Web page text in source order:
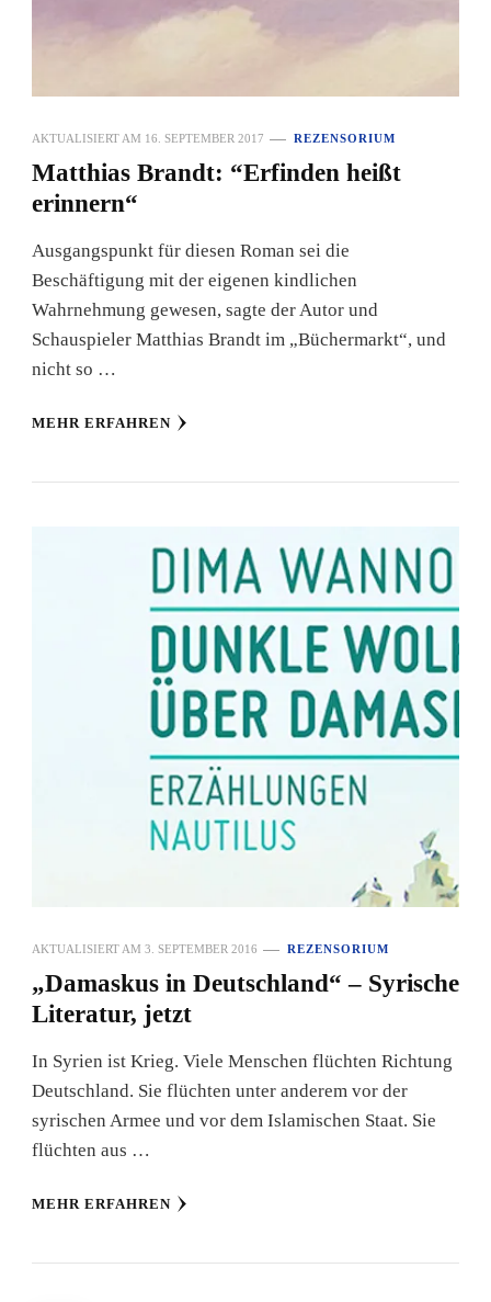
AKTUALISIERT AM 16. SEPTEMBER 2017 REZENSORIUM
Matthias Brandt: “Erfinden heißt
erinnern“
Ausgangspunkt für diesen Roman sei die
Beschäftigung mit der eigenen kindlichen
Wahrnehmung gewesen, sagte der Autor und
Schauspieler Matthias Brandt im „Büchermarkt“, und
nicht so …
MEHR ERFAHREN
AKTUALISIERT AM 3. SEPTEMBER 2016 REZENSORIUM
„Damaskus in Deutschland“ – Syrische
Literatur, jetzt
In Syrien ist Krieg. Viele Menschen flüchten Richtung
Deutschland. Sie flüchten unter anderem vor der
syrischen Armee und vor dem Islamischen Staat. Sie
flüchten aus …
MEHR ERFAHREN